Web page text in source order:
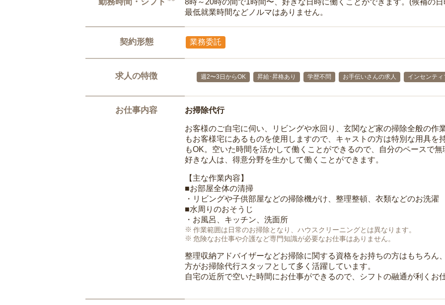
8時～20時の間で1時間〜、好きな日時に働くことができます。(候補の
最低就業時間などノルマはありません。
契約形態 業務委託
求人の特徴 週2〜3日からOK 昇給･昇格あり 学歴不問 お手伝いさんの求人 インセンティ
お仕事内容 お掃除代行
お客様のご自宅に伺い、リビングや水回り、玄関など家の掃除全般の作
もお客様宅にあるものを使用しますので、キャストの方は特別な用具を
もOK。空いた時間を活かして働くことができるので、自分のペースで
好きな人は、得意分野を生かして働くことができます。
【主な作業内容】
■お部屋全体の清掃
・リビングや子供部屋などの掃除機がけ、整理整頓、衣類などのお洗濯
■水周りのおそうじ
・お風呂、キッチン、洗面所
作業範囲は日常のお掃除となり、ハウスクリーニングとは異なります。
危険なお仕事や介護など専門知識が必要なお仕事はありません。
整理収納アドバイザーなどお掃除に関する資格をお持ちの方はもちろん
方がお掃除代行スタッフとして多く活躍しています。
自宅の近所で空いた時間にお仕事ができるので、シフトの融通が利くお